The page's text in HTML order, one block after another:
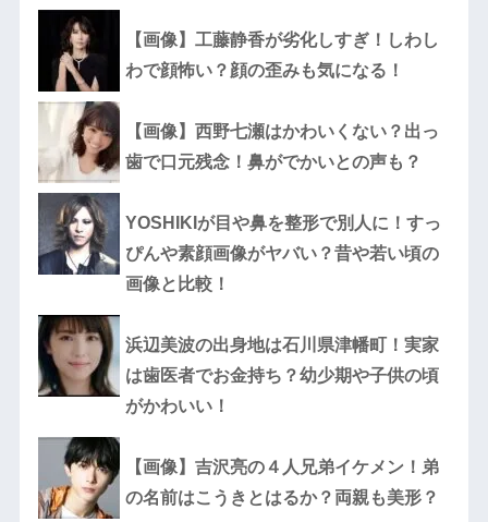
【画像】工藤静香が劣化しすぎ！しわし
わで顔怖い？顔の歪みも気になる！
【画像】西野七瀬はかわいくない？出っ
歯で口元残念！鼻がでかいとの声も？
YOSHIKIが目や鼻を整形で別人に！すっ
ぴんや素顔画像がヤバい？昔や若い頃の
画像と比較！
浜辺美波の出身地は石川県津幡町！実家
は歯医者でお金持ち？幼少期や子供の頃
がかわいい！
【画像】吉沢亮の４人兄弟イケメン！弟
の名前はこうきとはるか？両親も美形？